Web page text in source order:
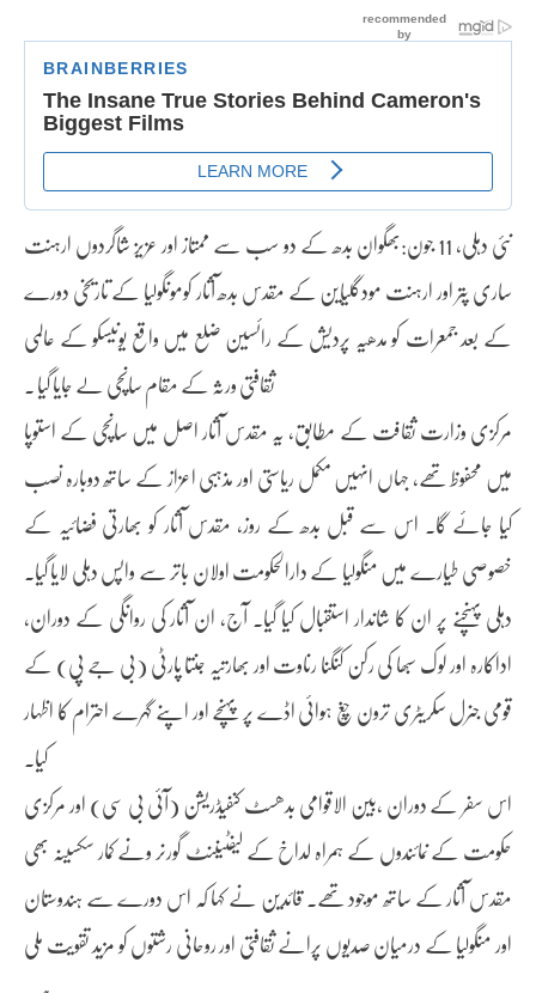
نئی دہلی، 11 جون:بھگوان بدھ کے دو سب سے ممتاز اور عزیز شاگردوں ارہنت
ساری پتر اور ارہنت مودگلیاین کے مقدس بدھ آثار کومونگولیا کے تاریخی دورے
کے بعد جمعرات کو مدھیہ پردیش کے رائسین ضلع میں واقع یونیسکو کے عالمی
ثقافتی ورثہ کے مقام سانچی لے جایا گیا ۔
مرکزی وزارت ثقافت کے مطابق، یہ مقدس آثار اصل میں سانچی کے استوپا
میں محفوظ تھے، جہاں انہیں مکمل ریاستی اور مذہبی اعزاز کے ساتھ دوبارہ نصب
کیا جائے گا۔ اس سے قبل بدھ کے روز، مقدس آثار کو بھارتی فضائیہ کے
خصوصی طیارے میں منگولیا کے دارالحکومت اولان باتر سے واپس دہلی لایا گیا۔
دہلی پہنچنے پر ان کا شاندار استقبال کیا گیا۔ آج، ان آثار کی روانگی کے دوران،
اداکارہ اور لوک سبھا کی رکن کنگنا رناوت اور بھارتیہ جنتا پارٹی (بی جے پی) کے
قومی جنرل سکریٹری ترون چْغ ہوائی اڈے پر پہنچے اور اپنے گہرے احترام کا اظہار
کیا۔
اس سفر کے دوران ،بین الاقوامی بدھسٹ کنفیڈریشن (آئی بی سی) اور مرکزی
حکومت کے نمائندوں کے ہمراہ لداخ کے لیفٹیننٹ گورنر ونے کمار سکسینہ بھی
مقدس آثار کے ساتھ موجود تھے۔ قائدین نے کہا کہ اس دورے سے ہندوستان
اور منگولیا کے درمیان صدیوں پرانے ثقافتی اور روحانی رشتوں کو مزید تقویت ملی